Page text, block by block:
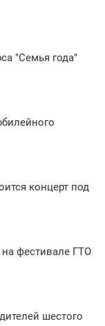
"Семья года"
концерт под
фестивале ГТО
шестого